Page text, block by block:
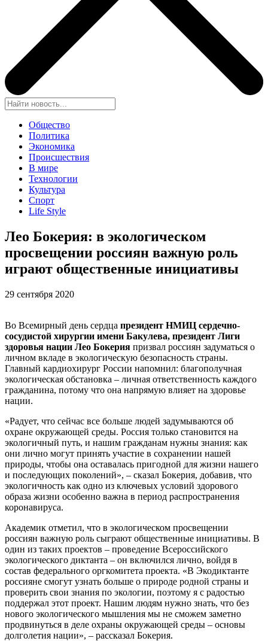
Общество
Политика
Экономика
Происшествия
В мире
Технологии
Культура
Спорт
Life Style
Лео Бокерия: в экологическом
просвещении россиян важную роль
играют общественные инициативы
29 сентября 2020
Во Всемирный день сердца президент НМИЦ сердечно-
сосудистой хирургии имени Бакулева, президент Лиги
здоровья нации Лео Бокерия призвал россиян задуматься о
личном вкладе в экологическую безопасность страны.
Главный кардиохирург России напомнил: благополучная
экологическая обстановка – личная ответственность каждого
гражданина, потому что она напрямую влияет на здоровье
нации.
«Радует, что сейчас все больше людей задумываются об
охране окружающей среды. Россия только становится на
экологичный путь, и нашим гражданам нужны знания: как
они лично могут принять участие в сохранении нашей
природы, чтобы она оставалась пригодной для жизни нашего
и последующих поколений», – сказал Бокерия, добавив, что
экологичность как одно из ключевых условий здорового
образа жизни особенно важна в период распространения
коронавируса.
Академик отметил, что в экологическом просвещении
россиян важную роль сыграют общественные инициативы. В
один из таких проектов – проведение Всероссийского
экологического диктанта – он включился лично, войдя в
состав федерального оргкомитета проекта. «В Экодиктанте
россияне смогут узнать больше о природе родной страны и
проверить свои знания по экологии, поэтому я с радостью
поддержал этот проект. Нашим людям нужно знать, что без
нового экологического мышления мы не сможем заметно
продвинуться в деле охраны окружающей среды – основы
долголетия нации», – рассказал Бокерия.